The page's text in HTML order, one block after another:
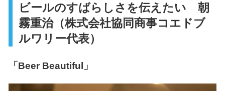
ビールのすばらしさを伝えたい 朝
霧重治（株式会社協同商事コエドブ
ルワリー代表）
「Beer Beautiful」